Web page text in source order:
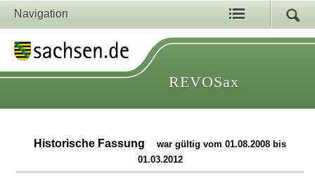
Navigation
REVOSax
Historische Fassung
war gültig vom 01.08.2008 bis
01.03.2012